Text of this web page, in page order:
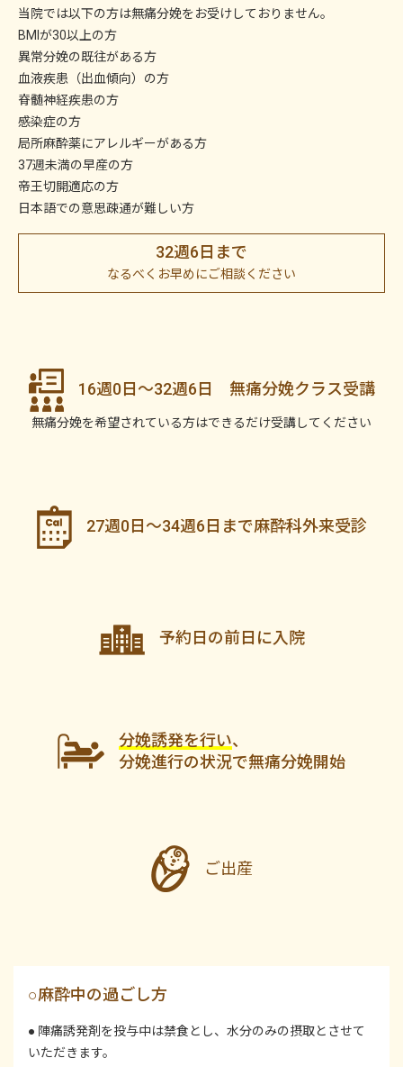
当院では以下の方は無痛分娩をお受けしておりません。
BMIが30以上の方
異常分娩の既往がある方
血液疾患（出血傾向）の方
脊髄神経疾患の方
感染症の方
局所麻酔薬にアレルギーがある方
37週未満の早産の方
帝王切開適応の方
日本語での意思疎通が難しい方
32週6日まで
なるべくお早めにご相談ください
16週0日〜32週6日 無痛分娩クラス受講
無痛分娩を希望されている方はできるだけ受講してください
27週0日〜34週6日まで麻酔科外来受診
予約日の前日に入院
分娩誘発を行い、
分娩進行の状況で無痛分娩開始
ご出産
○麻酔中の過ごし方
● 陣痛誘発剤を投与中は禁食とし、水分のみの摂取とさせて
いただきます。